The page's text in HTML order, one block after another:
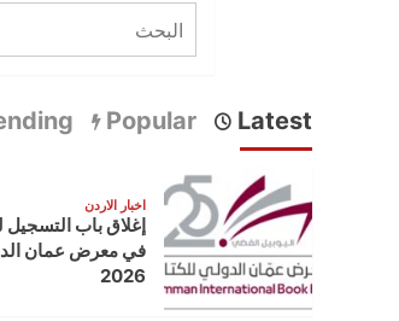
البحث
Latest
Popular
اخبار الاردن
إغلاق باب التسجيل
في معرض عمان
2026